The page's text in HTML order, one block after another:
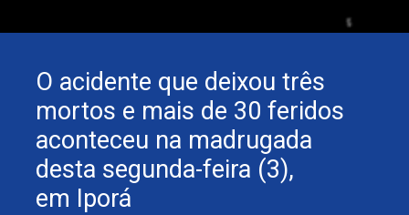
O acidente que deixou três
mortos e mais de 30 feridos
aconteceu na madrugada
desta segunda-feira (3),
em Iporá